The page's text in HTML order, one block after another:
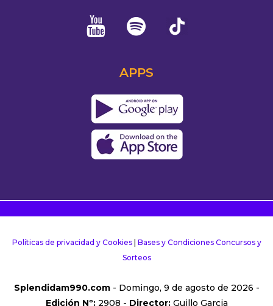
APPS
Políticas de privacidad y Cookies| Bases y Condiciones Concursos y
Sorteos
Splendidam990.com- Domingo, 9 de agosto de 2026 -
Edición Nº:2908 - Director:Guillo Garcia